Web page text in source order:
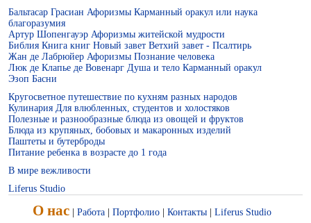
Справочник по лечебному питанию
Бальтасар Грасиан Афоризмы Карманный оракул или наука
благоразумия
Артур Шопенгауэр Афоризмы житейской мудрости
Библия Книга книг Новый завет Ветхий завет - Псалтирь
Жан де Лабрюйер Афоризмы Познание человека
Люк де Клапье де Вовенарг Душа и тело Карманный оракул
Эзоп Басни
Кругосветное путешествие по кухням разных народов
Кулинария Для влюбленных, студентов и холостяков
Полезные и разнообразные блюда из овощей и фруктов
Блюда из крупяных, бобовых и макаронных изделий
Паштеты и бутерброды
Питание ребенка в возрасте до 1 года
В мире вежливости
Liferus Studio
О нас | Работа | Портфолио | Контакты | Liferus Studio